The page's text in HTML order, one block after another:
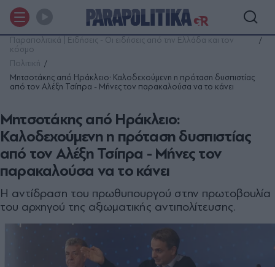
Παραπολιτικά | Ειδήσεις - Οι ειδήσεις από την Ελλάδα και τον
κόσμο
Πολιτική
Μητσοτάκης από Ηράκλειο: Καλοδεχούμενη η πρόταση δυσπιστίας
από τον Αλέξη Τσίπρα - Μήνες τον παρακαλούσα να το κάνει
Μητσοτάκης από Ηράκλειο:
Καλοδεχούμενη η πρόταση δυσπιστίας
από τον Αλέξη Τσίπρα - Μήνες τον
παρακαλούσα να το κάνει
Η αντίδραση του πρωθυπουργού στην πρωτοβουλία
του αρχηγού της αξιωματικής αντιπολίτευσης.